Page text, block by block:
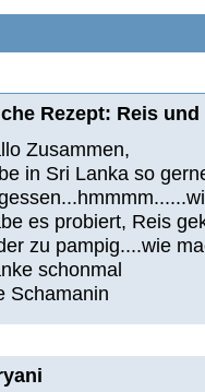
Rezept: Reis und
Zusammen,
in Sri Lanka so
es probiert, Reis
zu pampig....wie
schonmal
Schamanin